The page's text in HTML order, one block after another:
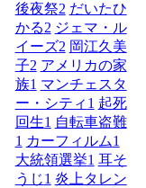
後夜祭2 だいたひ
かる2 ジェマ・ル
イーズ2 岡江久美
子2 アメリカの家
族1 マンチェスタ
ー・シティ 1 起死
回生1 自転車盗難
1 カーフィルム1
大統領選挙1 耳そ
うじ1 炎上タレン